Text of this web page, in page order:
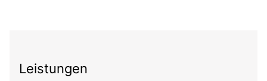
Leistungen